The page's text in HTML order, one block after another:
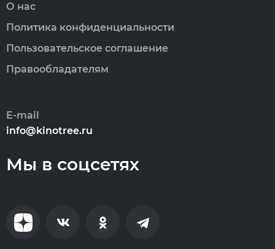
О нас
Политика конфиденциальности
Пользовательское соглашение
Правообладателям
E-mail
info@kinotree.ru
Мы в соцсетях